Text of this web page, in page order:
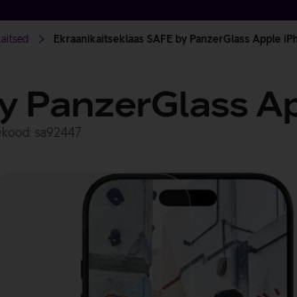
Ekraanikaitseklaas SAFE by PanzerGlass Apple
PanzerGlass
sa92447